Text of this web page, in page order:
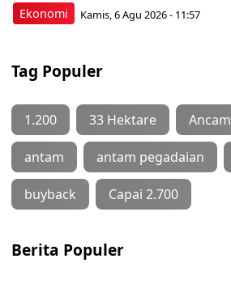
Ekonomi Kamis, 6 Agu 2026 - 11:57
Tag Populer
1.200 33 Hektare Ancam
antam antam pegadaian
buyback Capai 2.700
Berita Populer